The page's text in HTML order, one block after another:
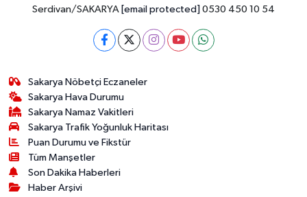
Serdivan/SAKARYA [email protected] 0530 450 10 54
Sakarya Nöbetçi Eczaneler
Sakarya Hava Durumu
Sakarya Namaz Vakitleri
Sakarya Trafik Yoğunluk Haritası
Puan Durumu ve Fikstür
Tüm Manşetler
Son Dakika Haberleri
Haber Arşivi